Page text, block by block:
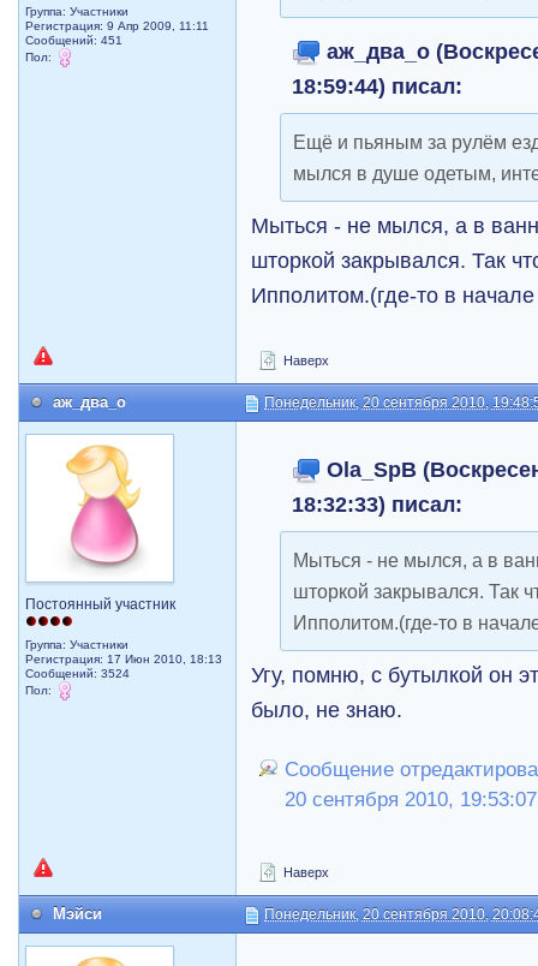
Группа: Участники
Регистрация: 9 Апр 2009, 11:11
Сообщений: 451
Пол:
аж_два_о
18:59:44) писал:
Ещё и пьяным за рулём
мылся в душе одетым,
Мыться - не мылся, а в
шторкой закрывался. Так
Ипполитом.(где-то в
Наверх
аж_два_о Понедельник, 20 сентября 2010,
Постоянный участник
Группа: Участники
Регистрация: 17 Июн 2010, 18:13
Сообщений: 3524
Пол:
Ola_SpB
18:32:33) писал:
Мыться - не мылся, а в
шторкой закрывался. Так
Ипполитом.(где-то в
Угу, помню, с бутылкой он
было, не знаю.
Сообщение
20 сентября 2010, 19:53:07
Наверх
Мэйси Понедельник, 20 сентября 2010,